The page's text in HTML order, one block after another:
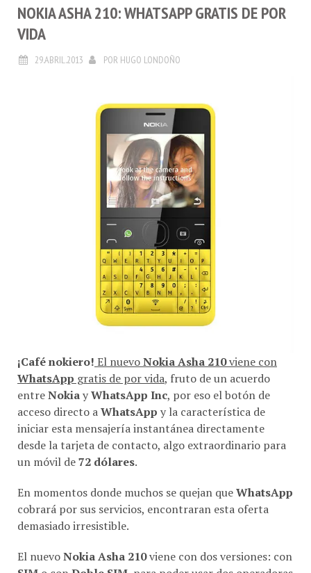
NOKIA ASHA 210: WHATSAPP GRATIS DE POR
VIDA
29.ABRIL.2013 POR HUGO LONDOÑO
¡Café nokiero! El nuevoNokia Asha 210viene con
WhatsApp gratis de por vida, fruto de un acuerdo
entreNokiayWhatsApp Inc, por eso el botón de
acceso directo aWhatsApp y la característica de
iniciar esta mensajería instantánea directamente
desde la tarjeta de contacto, algo extraordinario para
un móvil de72 dólares.
En momentos donde muchos se quejan queWhatsApp
cobrará por sus servicios, encontraran esta oferta
demasiado irresistible.
El nuevoNokia Asha 210viene con dos versiones: con